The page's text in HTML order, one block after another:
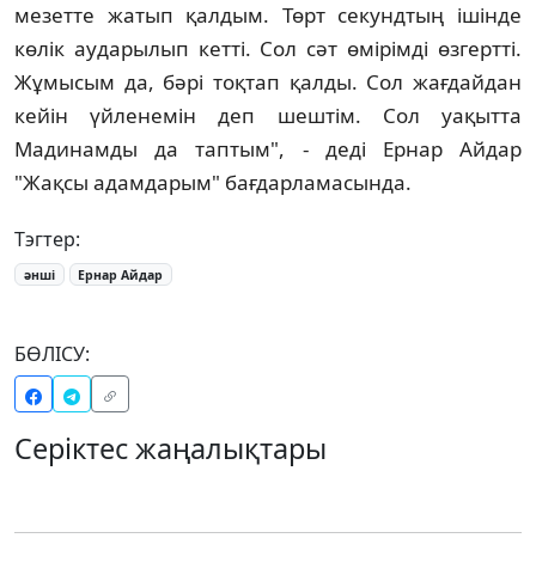
мезетте жатып қалдым. Төрт секундтың ішінде
көлік аударылып кетті. Сол сәт өмірімді өзгертті.
Жұмысым да, бәрі тоқтап қалды. Сол жағдайдан
кейін үйленемін деп шештім. Сол уақытта
Мадинамды да таптым", - деді Ернар Айдар
"Жақсы адамдарым" бағдарламасында.
Тэгтер:
әнші Ернар Айдар
БӨЛІСУ:
Серіктес жаңалықтары